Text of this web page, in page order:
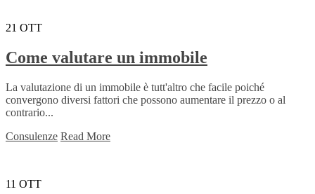
21 OTT
Come valutare un immobile
La valutazione di un immobile è tutt'altro che facile poiché
convergono diversi fattori che possono aumentare il prezzo o al
contrario...
Consulenze Read More
11 OTT